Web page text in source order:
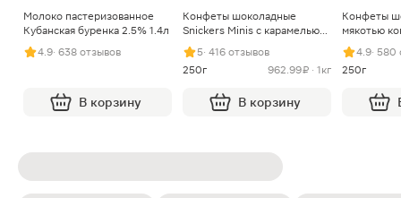
Молоко пастеризованное
Кубанская буренка 2.5% 1.4л
4.9· 638 отзывов
В корзину
Конфеты шоколадные
Snickers Minis с карамелью
арахисом и нугой
5· 416 отзывов
250г
962.99 ₽ · 1кг
В корзину
Конфеты
мякотью
4.9· 580
250г